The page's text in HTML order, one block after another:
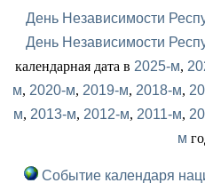
День Независимости
День Независимости
календарная дата в 2025-м,
м, 2020-м, 2019-м, 2018-м,
м, 2013-м, 2012-м, 2011-м,
м
Событие календаря